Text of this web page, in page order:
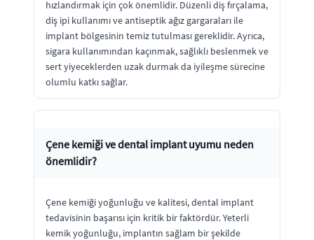
hızlandırmak için çok önemlidir. Düzenli diş fırçalama,
diş ipi kullanımı ve antiseptik ağız gargaraları ile
implant bölgesinin temiz tutulması gereklidir. Ayrıca,
sigara kullanımından kaçınmak, sağlıklı beslenmek ve
sert yiyeceklerden uzak durmak da iyileşme sürecine
olumlu katkı sağlar.
Çene kemiği ve dental implant uyumu neden
önemlidir?
Çene kemiği yoğunluğu ve kalitesi, dental implant
tedavisinin başarısı için kritik bir faktördür. Yeterli
kemik yoğunluğu, implantın sağlam bir şekilde